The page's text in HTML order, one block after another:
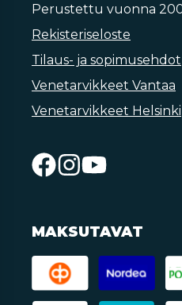
Perustettu vuonna
Rekisteriseloste
Tilaus- ja sopimusehdot
Venetarvikkeet Vantaa
Venetarvikkeet Helsinki
MAKSUTAVAT